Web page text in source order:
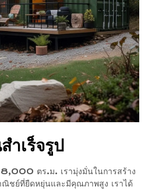
ำเร็จรูป
8,000 ตร.ม. เรามุ่งมั่นในการสร้าง
ชย์ที่ยืดหยุ่นและมีคุณภาพสูง เราได้